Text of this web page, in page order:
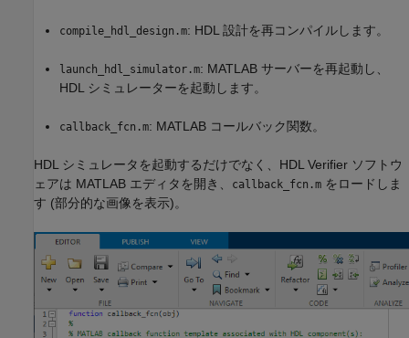
compile_hdl_design.m: HDL 設計を再コンパイルします。
launch_hdl_simulator.m: MATLAB サーバーを再起動し、
HDL シミュレーターを起動します。
callback_fcn.m: MATLAB コールバック関数。
HDL シミュレータを起動するだけでなく、HDL Verifier ソフトウ
ェアは MATLAB エディタを開き、
callback_fcn.m をロードしま
す (部分的な画像を表示)。